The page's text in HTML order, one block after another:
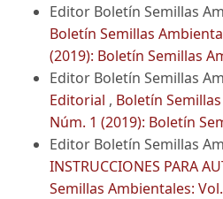
Editor Boletín Semillas
Boletín Semillas
(2019): Boletín Semillas
Editor Boletín Semillas
Editorial , Boletín
Núm. 1 (2019): Boletín
Editor Boletín Semillas
INSTRUCCIONES PARA
Semillas Ambientales: